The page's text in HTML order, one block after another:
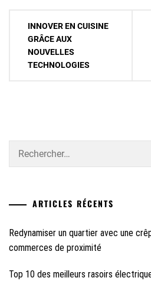
Navigation
l’article
INNOVER EN CUISINE
GRÂCE AUX
NOUVELLES
TECHNOLOGIES
ARTICLES RÉCENTS
Redynamiser un quartier avec une
commerces de proximité
Top 10 des meilleurs rasoirs